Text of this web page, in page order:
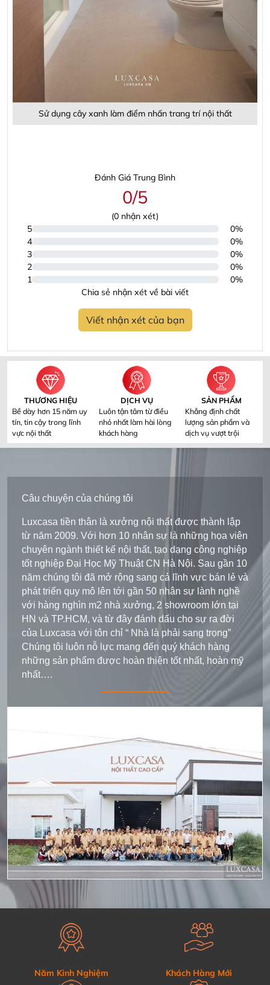
Sử dụng cây xanh làm điểm nhấn trang trí nội thất
Đánh Giá Trung Bình
0/5
(0 nhận xét)
5
0%
4
0%
3
0%
2
0%
1
0%
Chia sẻ nhận xét về bài viết
Viết nhận xét của bạn
THƯƠNG HIỆU
Bề dày hơn 15 năm uy
tín, tin cậy trong lĩnh
vực nội thất
DỊCH VỤ
Luôn tận tâm từ điều
nhỏ nhất làm hài lòng
khách hàng
SẢN PHẨM
Khẳng định chất
lượng sản phẩm và
dịch vụ vượt trội
Câu chuyện của chúng tôi
Luxcasa tiền thân là xưởng nội thất được thành lập
từ năm 2009. Với hơn 10 nhân sự là những họa viên
chuyên ngành thiết kế nội thất, tạo dạng công nghiệp
tốt nghiệp Đại Học Mỹ Thuật CN Hà Nội. Sau gần 10
năm chúng tôi đã mở rộng sang cả lĩnh vực bán lẻ và
phát triển quy mô lên tới gần 50 nhân sự lành nghề
với hàng nghìn m2 nhà xưởng, 2 showroom lớn tại
HN và TP.HCM, và từ đây đánh dấu cho sự ra đời
của Luxcasa với tôn chỉ “ Nhà là phải sang trọng”
Chúng tôi luôn nỗ lực mang đến quý khách hàng
những sản phẩm được hoàn thiện tốt nhất, hoàn mỹ
nhất….
Năm Kinh Nghiệm Khách Hàng Mới